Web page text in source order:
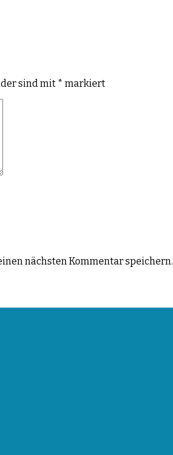
sind mit * markiert
nächsten Kommentar speichern.